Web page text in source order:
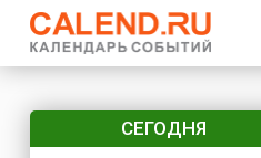
СЕГОДНЯ